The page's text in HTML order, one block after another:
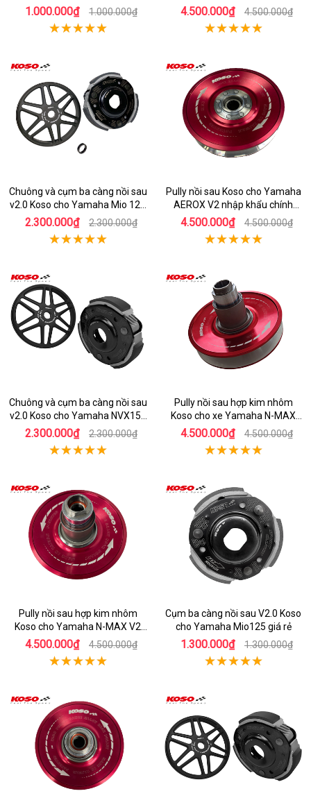
Koso
1.000.000₫ 1.000.000₫
nhẹ máy
4.500.000₫ 4.500.000₫
Chuông và cụm ba càng nồi sau
v2.0 Koso cho Yamaha Mio 125
cao cấp
2.300.000₫ 2.300.000₫
Pully nồi sau Koso cho Yamaha
AEROX V2 nhập khẩu chính
hãng
4.500.000₫ 4.500.000₫
Chuông và cụm ba càng nồi sau
v2.0 Koso cho Yamaha NVX155
V2
2.300.000₫ 2.300.000₫
Pully nồi sau hợp kim nhôm
Koso cho xe Yamaha N-MAX
2020 tăng tốc cực nhanh
4.500.000₫ 4.500.000₫
Pully nồi sau hợp kim nhôm
Koso cho Yamaha N-MAX V2
ship tận nhà
4.500.000₫ 4.500.000₫
Cụm ba càng nồi sau V2.0 Koso
cho Yamaha Mio125 giá rẻ
1.300.000₫ 1.300.000₫